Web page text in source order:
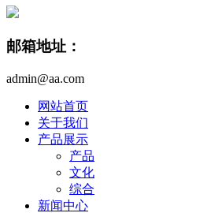
邮箱地址：
admin@aa.com
网站首页
关于我们
产品展示
产品
文化
综合
新闻中心